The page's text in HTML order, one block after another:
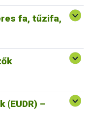
fa, tűzifa,
(EUDR) –